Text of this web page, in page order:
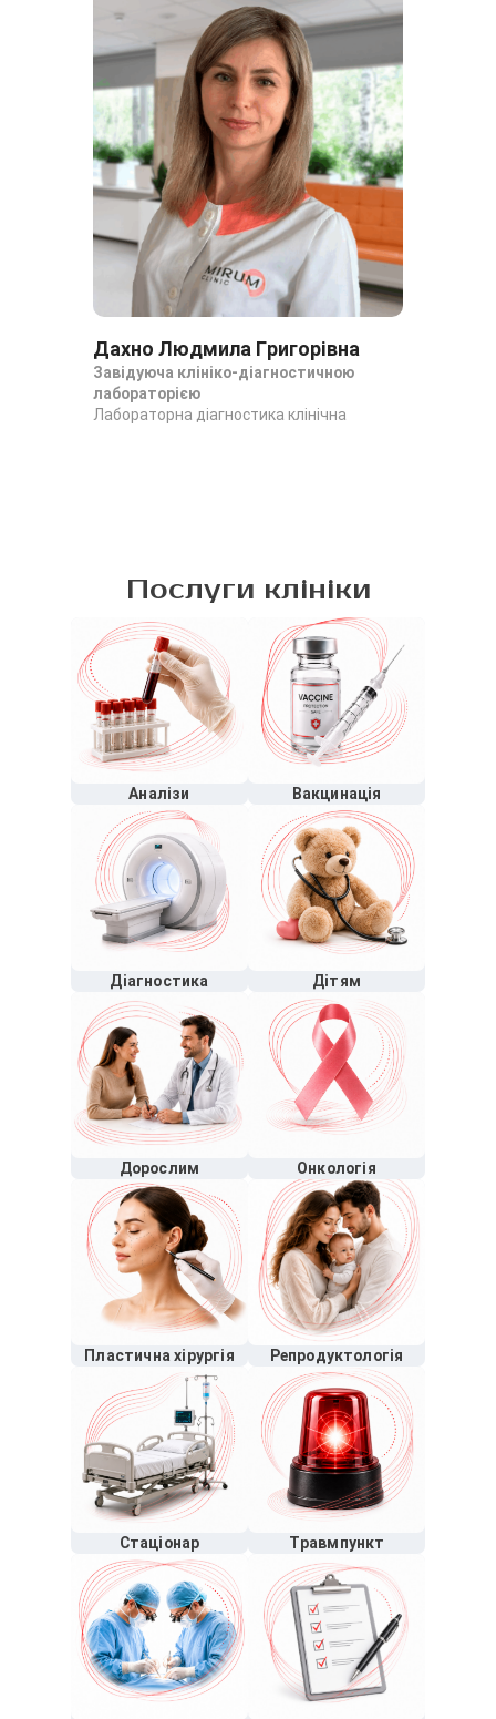
Дахно Людмила Григорівна
Завідуюча клініко-діагностичною
лабораторією
Лабораторна діагностика клінічна
Послуги клініки
Аналізи Вакцинація
Діагностика Дітям
Дорослим Онкологія
Пластична хірургія Репродуктологія
Стаціонар Травмпункт